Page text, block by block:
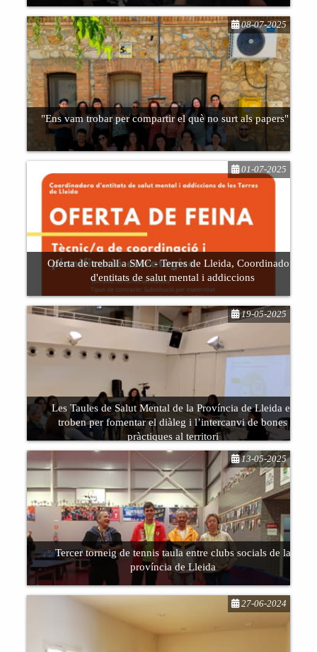
El grup K.O - TIC presenta “Actualitat
defectuosa”, un espectacle que ens trasllada a
diferents realitats, reflexionant sobre la norma i les
seves etiquetes
"Ens vam trobar per compartir el què no surt als papers"
Trobada de Clubs Socials de les Terres de Lleida
08-07-2025
Oferta de treball a SMC - Terres de Lleida, Coordinadora
d'entitats de salut mental i addiccions
Des de la Coordinadora es busca un tècnic de
coordinació i planificació estratègica
01-07-2025
Les Taules de Salut Mental de la Província de Lleida es
troben per fomentar el diàleg i l’intercanvi de bones
pràctiques al territori
La Trobada Intertaules es consolida com un espai
de coordinació i col·laboració que continuarà
treballant per potenciar la xarxa de suport i
recursos en salut mental a la província.
19-05-2025
Tercer torneig de tennis taula entre clubs socials de la
província de Lleida
13-05-2025
27-06-2024